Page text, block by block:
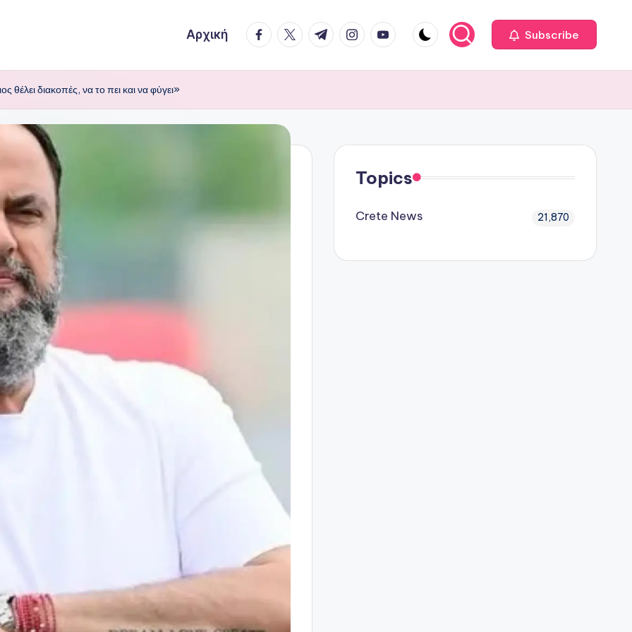
Αρχική facebook.com
twitter.com
t.me instagram.com
youtube.com Subscribe
θέλει διακοπές, να το πει και να φύγει»
Topics
Crete News 21,870